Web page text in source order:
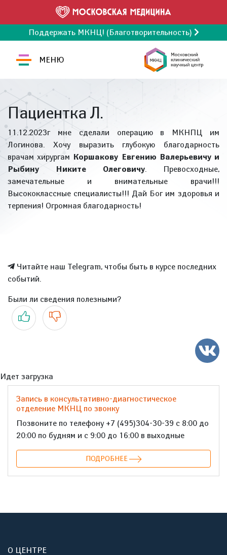
Поддержать МКНЦ! (Благотворительность)
МЕНЮ
Пациентка Л.
11.12.2023г мне сделали операцию в МКНПЦ им
Логинова. Хочу выразить глубокую благодарность
врачам хирургам Коршакову Евгению Валерьевичу и
Рыбину Никите Олеговичу. Превосходные,
замечательные и внимательные врачи!!!
Высококлассные специалисты!!! Дай Бог им здоровья и
терпения! Огромная благодарность!
Читайте наш Telegram, чтобы быть в курсе последних
событий.
Были ли сведения полезными?
Да Нет
Идет загрузка
Запись в консультативно-диагностическое
отделение МКНЦ по звонку
Позвоните по телефону +7 (495)304-30-39 с 8:00 до
20:00 по будням и с 9:00 до 16:00 в выходные
ПОДРОБНЕЕ
О ЦЕНТРЕ